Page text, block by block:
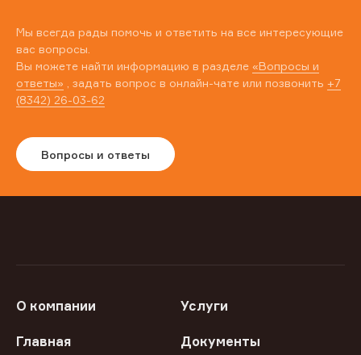
Мы всегда рады помочь и ответить на все интересующие
вас вопросы.
Вы можете найти информацию в разделе «Вопросы и
ответы» , задать вопрос в онлайн-чате или позвонить +7
(8342) 26-03-62
Вопросы и ответы
О компании Услуги
Главная Документы